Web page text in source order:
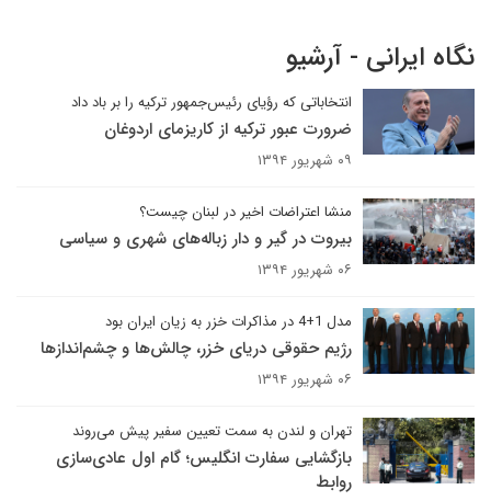
نگاه ایرانی - آرشیو
انتخاباتی که رؤیای رئیس‌جمهور ترکیه را بر باد داد
ضرورت عبور ترکیه از کاریزمای اردوغان
۰۹ شهریور ۱۳۹۴
منشا اعتراضات اخیر در لبنان چیست؟
بیروت در گیر و دار زباله‌های شهری و سیاسی
۰۶ شهریور ۱۳۹۴
مدل 1+4 در مذاکرات خزر به زیان ایران بود
رژیم حقوقی دریای خزر، چالش‌ها و چشم‌اندازها
۰۶ شهریور ۱۳۹۴
تهران و لندن به سمت تعیین سفیر پیش می‌روند
بازگشایی سفارت انگلیس؛ گام اول عادی‌سازی
روابط